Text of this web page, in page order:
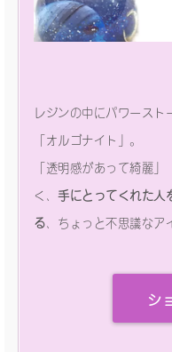
レジンの中にパワースト
「オルゴナイト」。
「透明感があって綺麗
く、 手にとってくれた人
る 、ちょっと不思議なア
シ